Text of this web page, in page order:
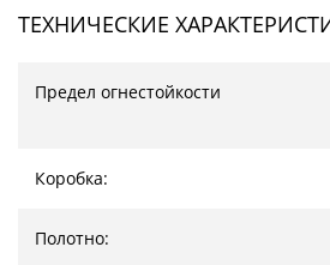
ТЕХНИЧЕСКИЕ
Предел огнестойкости
Коробка:
Полотно: